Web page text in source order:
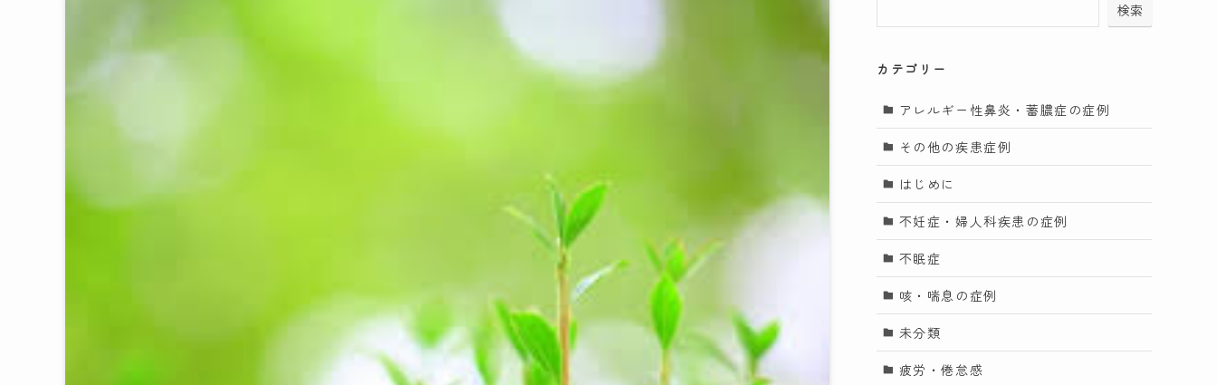
検索
カテゴリー
アレルギー性鼻炎・蓄膿症の症例
その他の疾患症例
はじめに
不妊症・婦人科疾患の症例
不眠症
咳・喘息の症例
未分類
疲労・倦怠感